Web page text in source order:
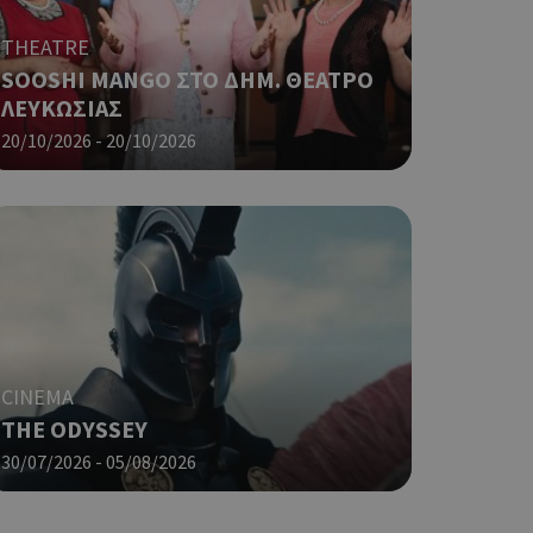
THEATRE
SOOSHI MANGO ΣΤΟ ΔΗΜ. ΘΕΑΤΡΟ
ΛΕΥΚΩΣΙΑΣ
20/10/2026 - 20/10/2026
CINEMA
THE ODYSSEY
30/07/2026 - 05/08/2026
Google
δηλαδή να
στον χρήστη
push down
δηλαδή να
στον χρήστη
είναι το
push down
την
που
για ένα